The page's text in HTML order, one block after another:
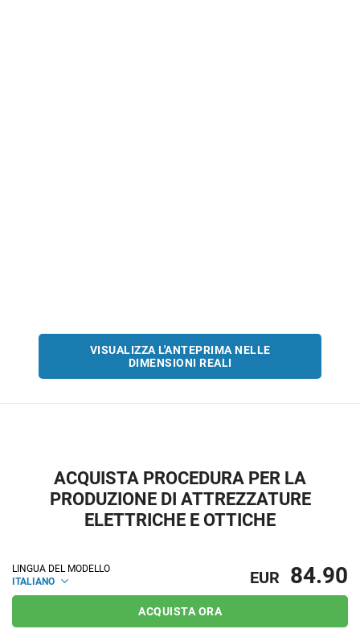
VISUALIZZA L'ANTEPRIMA NELLE
DIMENSIONI REALI
ACQUISTA PROCEDURA PER LA
PRODUZIONE DI ATTREZZATURE
ELETTRICHE E OTTICHE
LINGUA DEL MODELLO
ITALIANO
EUR 84.90
ACQUISTA ORA